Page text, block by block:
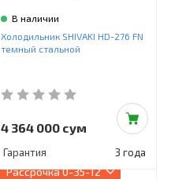
В наличии
Холодильник SHIVAKI HD-276 FN
темный стальной
4 364 000 сум
Гарантия 3 года
Рассрочка0-35-12